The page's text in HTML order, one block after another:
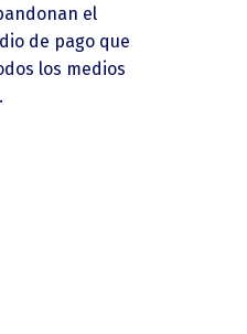
el
de pago que
los medios